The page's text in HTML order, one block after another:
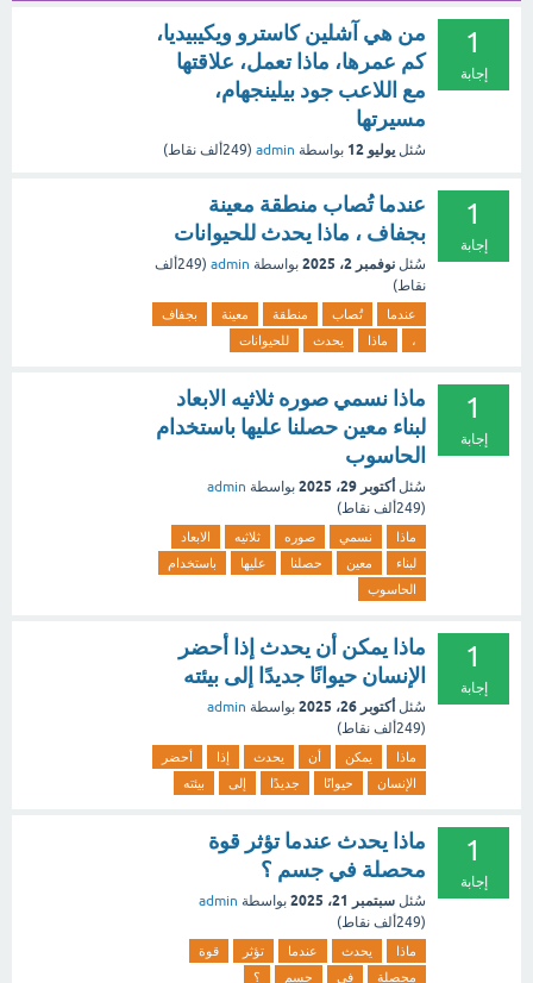
1
إجابة
من هي آشلين كاسترو ويكيبيديا،
كم عمرها، ماذا تعمل، علاقتها
مع اللاعب جود بيلينجهام،
مسيرتها
سُئل يوليو 12 بواسطة admin
(249ألف نقاط)
1
إجابة
عندما تُصاب منطقة معينة
بجفاف ، ماذا يحدث للحيوانات
سُئل نوفمبر 2، 2025 بواسطة admin
(249ألف
نقاط)
عندما تُصاب منطقة معينة
بجفاف
،
ماذا يحدث للحيوانات
1
إجابة
ماذا نسمي صوره ثلاثيه الابعاد
لبناء معين حصلنا عليها باستخدام
الحاسوب
سُئل أكتوبر 29، 2025 بواسطة admin
(249ألف نقاط)
ماذا نسمي صوره ثلاثيه
الابعاد
لبناء
معين حصلنا عليها
باستخدام
الحاسوب
1
إجابة
ماذا يمكن أن يحدث إذا أحضر
الإنسان حيوانًا جديدًا إلى بيئته
سُئل أكتوبر 26، 2025 بواسطة admin
(249ألف نقاط)
ماذا يمكن أن يحدث إذا
أحضر
الإنسان
حيوانًا جديدًا إلى بيئته
1
إجابة
ماذا يحدث عندما تؤثر قوة
محصلة في جسم ؟
سُئل سبتمبر 21، 2025 بواسطة admin
(249ألف نقاط)
ماذا يحدث عندما تؤثر
قوة
محصلة
في جسم ؟